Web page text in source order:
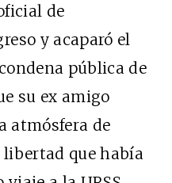
de
y acaparó el
pública de
su ex amigo
atmósfera de
que había